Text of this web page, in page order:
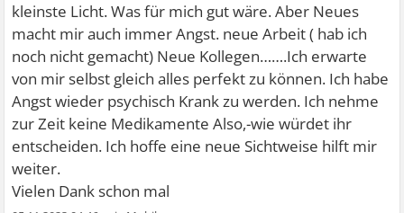
kleinste Licht. Was für mich gut wäre. Aber Neues
macht mir auch immer Angst. neue Arbeit ( hab ich
noch nicht gemacht) Neue Kollegen…….Ich erwarte
von mir selbst gleich alles perfekt zu können. Ich habe
Angst wieder psychisch Krank zu werden. Ich nehme
zur Zeit keine Medikamente Also,-wie würdet ihr
entscheiden. Ich hoffe eine neue Sichtweise hilft mir
weiter.
Vielen Dank schon mal